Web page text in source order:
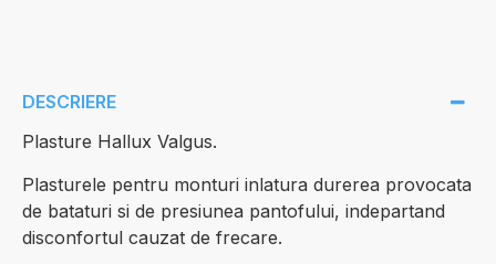
DESCRIERE
Plasture Hallux Valgus.
Plasturele pentru monturi inlatura durerea provocata
de bataturi si de presiunea pantofului, indepartand
disconfortul cauzat de frecare.